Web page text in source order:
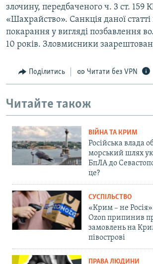
злочину, передбаченого ч. 3 ст. 159
«Шахрайство». Санкція даної
покарання у вигляді позбавлення
10 років. Зловмисники
Поділитись Читати без VPN
Читайте також
ВІЙНА ТА КРИМ
Російська влада
морський шлях
БпЛА до
це?
СУСПІЛЬСТВО
«Крим – не
Ozon припинив
замовлень на
півострові
ПРАВА ЛЮДИНИ